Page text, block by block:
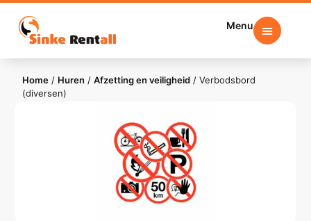
Menu
Home / Huren /Afzetting en veiligheid /Verbodsbord
(diversen)